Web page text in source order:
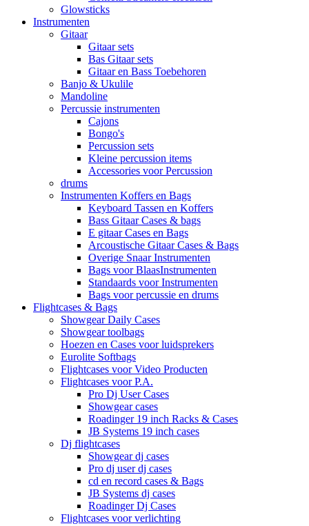
Glowsticks
Instrumenten
Gitaar
Gitaar sets
Bas Gitaar sets
Gitaar en Bass Toebehoren
Banjo & Ukulile
Mandoline
Percussie instrumenten
Cajons
Bongo's
Percussion sets
Kleine percussion items
Accessories voor Percussion
drums
Instrumenten Koffers en Bags
Keyboard Tassen en Koffers
Bass Gitaar Cases & bags
E gitaar Cases en Bags
Arcoustische Gitaar Cases & Bags
Overige Snaar Instrumenten
Bags voor BlaasInstrumenten
Standaards voor Instrumenten
Bags voor percussie en drums
Flightcases & Bags
Showgear Daily Cases
Showgear toolbags
Hoezen en Cases voor luidsprekers
Eurolite Softbags
Flightcases voor Video Producten
Flightcases voor P.A.
Pro Dj User Cases
Showgear cases
Roadinger 19 inch Racks & Cases
JB Systems 19 inch cases
Dj flightcases
Showgear dj cases
Pro dj user dj cases
cd en record cases & Bags
JB Systems dj cases
Roadinger Dj Cases
Flightcases voor verlichting